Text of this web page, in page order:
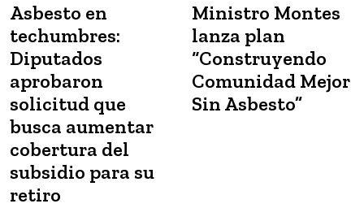
Asbesto en
techumbres:
Diputados
aprobaron
solicitud que
busca aumentar
cobertura del
subsidio para su
retiro
Ministro Montes
lanza plan
“Construyendo
Comunidad Mejor
Sin Asbesto”